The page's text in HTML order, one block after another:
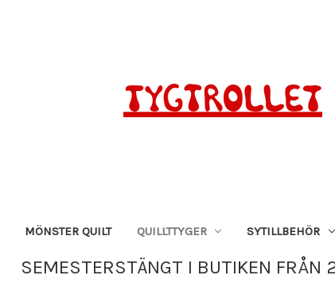
MÖNSTER QUILT QUILLTTYGER SYTILLBEHÖR
SEMESTERSTÄNGT I BUTIKEN